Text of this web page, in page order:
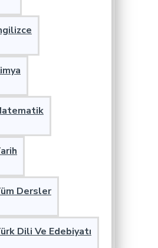
Dersler
Dili Ve Edebiyatı